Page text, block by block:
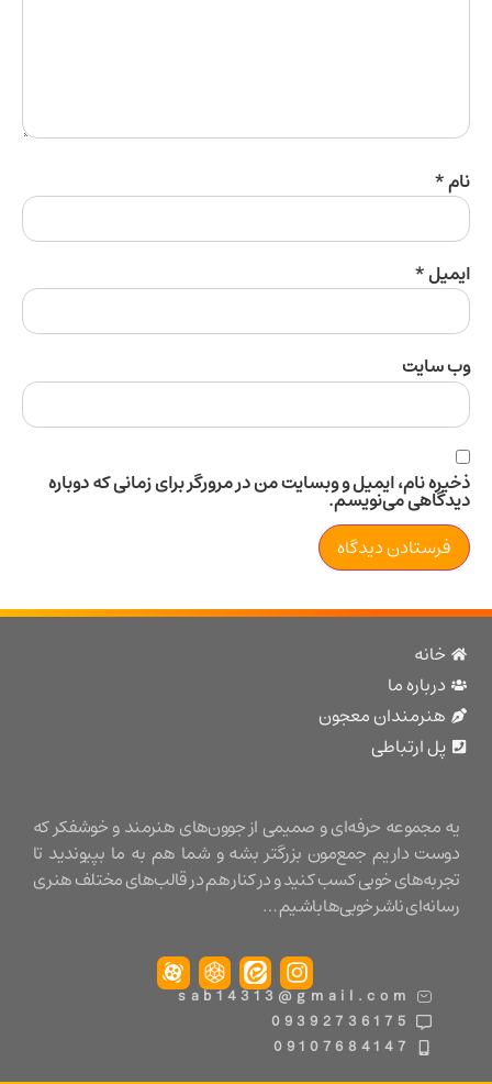
*
نام، ایمیل و وبسایت من در مرورگر برای زمانی که دوباره
می‌نویسم.
ما
معجون
ارتباطی
حرفه‌ای و صمیمی از جوون‌های هنرمند و خوشفکر که
داریم جمع‌مون بزرگتر بشه و شما هم به ما بپیوندید تا
خوبی کسب کنید و در کنار هم در قالب‌های مختلف هنری
ناشر خوبی‌ها باشیم …
sab14313@gmail.com
09392736175
09107684147